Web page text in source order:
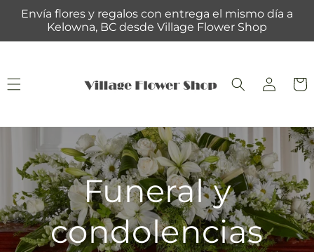
directamente
al contenido
Envía flores y regalos con entrega el mismo día a
Kelowna, BC desde Village Flower Shop
Iniciar
sesión
Funeral y
condolencias